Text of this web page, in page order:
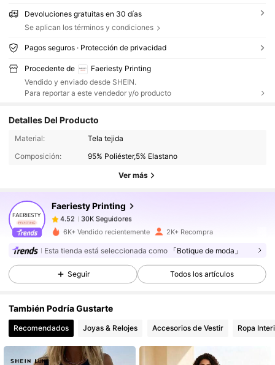
Devoluciones gratuitas en 30 días
Se aplican los términos y condiciones
Pagos seguros · Protección de privacidad
Procedente de
Faeriesty Printing
Vendido y enviado desde SHEIN.
Para reportar a este vendedor y/o producto
Detalles Del Producto
Material:
Tela tejida
Composición:
95% Poliéster,5% Elastano
Ver más
Faeriesty Printing
30K Seguidores
4.52
30K Seguidores
w***4pagóHace 1 día
4.52 30K Seguidores
4.52 30K Seguidores
6K+ Vendido recientemente 2K+ Recompra
Esta tienda está seleccionada como 「Botique de moda」
Seguir Todos los artículos
También Podría Gustarte
Recomendados Joyas & Relojes Accesorios de Vestir Ropa